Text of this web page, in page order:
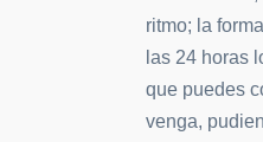
ritmo; la
las 24 horas
que puedes
venga,